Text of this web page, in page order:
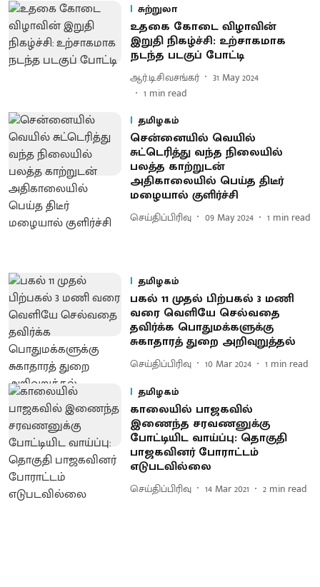
சுற்றுலா
உதகை கோடை விழாவின்
இறுதி நிகழ்ச்சி: உற்சாகமாக
நடந்த படகுப் போட்டி
ஆர்.டி.சிவசங்கர்
31 May 2024
1 min read
தமிழகம்
சென்னையில் வெயில்
சுட்டெரித்து வந்த நிலையில்
பலத்த காற்றுடன்
அதிகாலையில் பெய்த திடீர்
மழையால் குளிர்ச்சி
செய்திப்பிரிவு 09 May 2024 1 min read
தமிழகம்
பகல் 11 முதல் பிற்பகல் 3 மணி
வரை வெளியே செல்வதை
தவிர்க்க பொதுமக்களுக்கு
சுகாதாரத் துறை அறிவுறுத்தல்
செய்திப்பிரிவு 10 Mar 2024 1 min read
தமிழகம்
காலையில் பாஜகவில்
இணைந்த சரவணனுக்கு
போட்டியிட வாய்ப்பு: தொகுதி
பாஜகவினர் போராட்டம்
எடுபடவில்லை
செய்திப்பிரிவு 14 Mar 2021 2 min read